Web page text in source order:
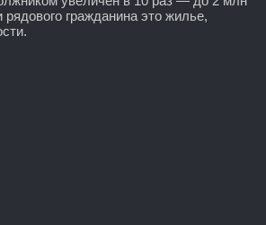
гражданина это жилье,